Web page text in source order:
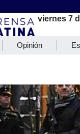
viernes 7
Opinión